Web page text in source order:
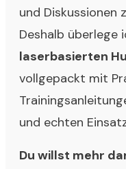
und Diskussionen
Deshalb überlege
laserbasierten
vollgepackt mit
und echten
Du willst mehr